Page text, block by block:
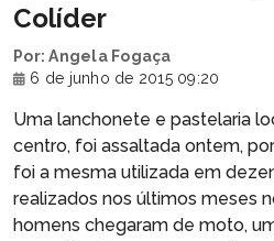
Colíder
Por: Angela Fogaça
6 de junho de 2015 09:20
Uma lanchonete e pastelaria
centro, foi assaltada ontem,
foi a mesma utilizada em
realizados nos últimos meses
homens chegaram de moto,